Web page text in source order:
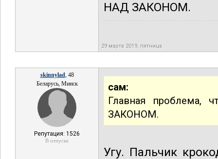
НАД ЗАКОНОМ.
29 марта 2019, пятница
skinnylad, 48
Беларусь, Минск
Репутация: 1526
В отпуске
сам:
Главная
ЗАКОНОМ.
Угу. Пальчик